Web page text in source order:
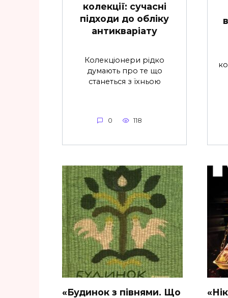
колекції: сучасні
підходи до обліку
антикваріату
Колекціонери рідко
думають про те що
станеться з їхньою
0 118
«Будинок з півнями. Що